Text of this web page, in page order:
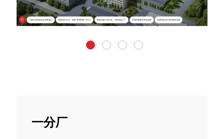
术企业、智能制造示范单位、市级绿色工厂、环保B
级企业、省级企业技术研发中心等荣誉。
卡耐夫集团（山西）管道系统有限公司的愿景为打
管理机制，组织架构健全，各部门分工明确，公司
一分厂